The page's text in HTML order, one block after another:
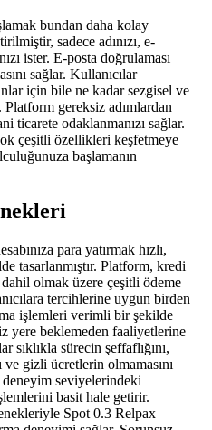
bundan daha kolay
sadece adınızı, e-
ister. E-posta doğrulaması
sağlar. Kullanıcılar
için bile ne kadar sezgisel ve
gereksiz adımlardan
ticarete odaklanmanızı sağlar.
çeşitli özellikleri keşfetmeye
başlamanın
para yatırmak hızlı,
tasarlanmıştır. Platform, kredi
olmak üzere çeşitli ödeme
tercihlerine uygun birden
işlemleri verimli bir şekilde
yere beklemeden faaliyetlerine
sıklıkla sürecin şeffaflığını,
ve gizli ücretlerin olmamasını
seviyelerindeki
basit hale getirir.
Spot 0.3 Relpax